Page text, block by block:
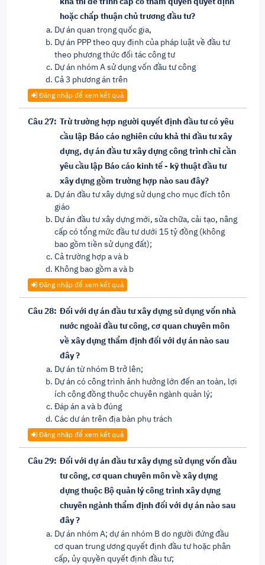
hoặc chấp thuận chủ trương đầu tư?
Dự án quan trọng quốc gia,
Dự án PPP theo quy định của pháp luật về đầu tư
theo phương thức đối tác công tư
Dự án nhóm A sử dụng vốn đầu tư công
Cả 3 phương án trên
Đăng nhập để xem kết quả
Câu 27: Trừ trường hợp người quyết định đầu tư có yêu
cầu lập Báo cáo nghiên cứu khả thi đầu tư xây
dựng, dự án đầu tư xây dựng công trình chỉ cần
yêu cầu lập Báo cáo kinh tế - kỹ thuật đầu tư
xây dựng gồm trường hợp nào sau đây?
Dự án đầu tư xây dựng sử dụng cho mục đích tôn
giáo
Dự án đầu tư xây dựng mới, sửa chữa, cải tạo, nâng
cấp có tổng mức đầu tư dưới 15 tỷ đồng (không
bao gồm tiền sử dụng đất);
Cả trường hợp a và b
Không bao gồm a và b
Đăng nhập để xem kết quả
Câu 28: Đối với dự án đầu tư xây dựng sử dụng vốn nhà
nước ngoài đầu tư công, cơ quan chuyên môn
về xây dựng thẩm định đối với dự án nào sau
đây ?
Dự án từ nhóm B trở lên;
Dự án có công trình ảnh hưởng lớn đến an toàn, lợi
ích cộng đồng thuộc chuyên ngành quản lý;
Đáp án a và b đúng
Các dư án trên địa bàn phụ trách
Đăng nhập để xem kết quả
Câu 29: Đối với dự án đầu tư xây dựng sử dụng vốn đầu
tư công, cơ quan chuyên môn về xây dựng
dựng thuộc Bộ quản lý công trình xây dựng
chuyên ngành thẩm định đối với dự án nào sau
đây ?
Dự án nhóm A; dự án nhóm B do người đứng đầu
cơ quan trung ương quyết định đầu tư hoặc phân
cấp, ủy quyền quyết định đầu tư;